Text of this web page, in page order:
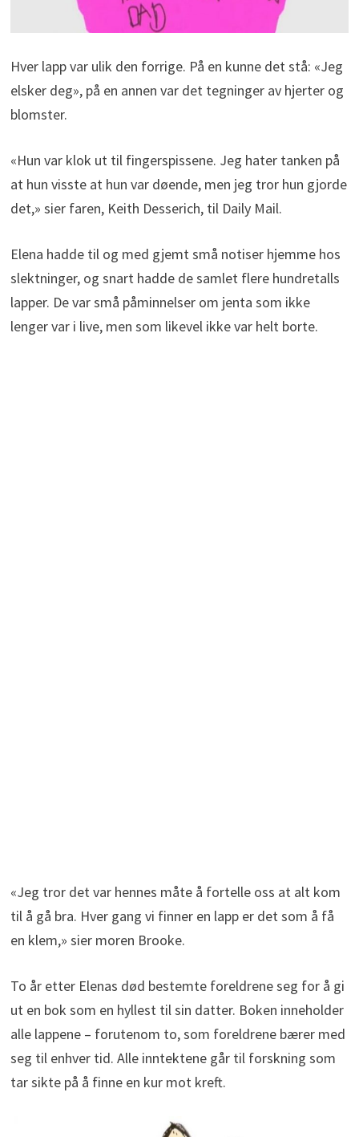
Hver lapp var ulik den forrige. På en kunne det stå: «Jeg
elsker deg», på en annen var det tegninger av hjerter og
blomster.
«Hun var klok ut til fingerspissene. Jeg hater tanken på
at hun visste at hun var døende, men jeg tror hun gjorde
det,» sier faren, Keith Desserich, til Daily Mail.
Elena hadde til og med gjemt små notiser hjemme hos
slektninger, og snart hadde de samlet flere hundretalls
lapper. De var små påminnelser om jenta som ikke
lenger var i live, men som likevel ikke var helt borte.
«Jeg tror det var hennes måte å fortelle oss at alt kom
til å gå bra. Hver gang vi finner en lapp er det som å få
en klem,» sier moren Brooke.
To år etter Elenas død bestemte foreldrene seg for å gi
ut en bok som en hyllest til sin datter. Boken inneholder
alle lappene – forutenom to, som foreldrene bærer med
seg til enhver tid. Alle inntektene går til forskning som
tar sikte på å finne en kur mot kreft.